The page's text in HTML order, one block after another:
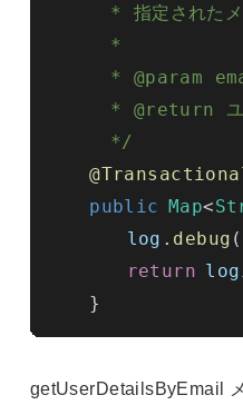
* 指定されたメ
     *
* @param
* @return ユ
     */
public Map<
log . debug (
return
}
getUserDetailsByEmail